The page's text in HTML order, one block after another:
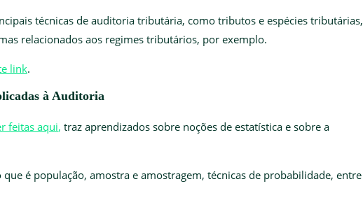
técnicas de auditoria tributária, como tributos e espécies tributárias,
relacionados aos regimes tributários, por exemplo.
link.
à Auditoria
feitas aqui, traz aprendizados sobre noções de estatística e sobre a
é população, amostra e amostragem, técnicas de probabilidade, entre